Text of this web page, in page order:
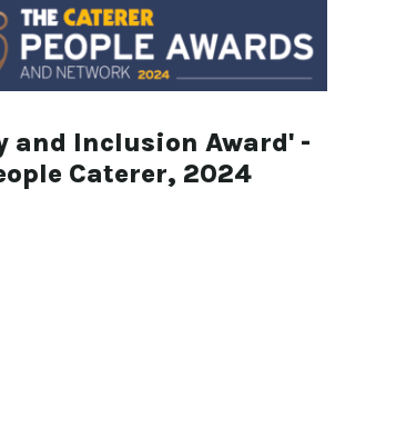
and Inclusion Award' -
Caterer, 2024